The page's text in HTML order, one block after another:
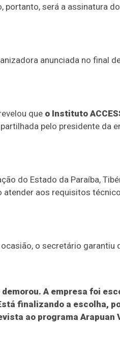
portanto, será a assinatura
anunciada no final
que o Instituto
pelo presidente da
do Estado da Paraíba,
aos requisitos
o secretário garantiu
A empresa foi
finalizando a escolha,
ao programa Arapuan